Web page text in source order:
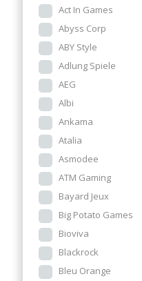
Act In Games
Abyss Corp
ABY Style
Adlung Spiele
AEG
Albi
Ankama
Atalia
Asmodee
ATM Gaming
Bayard Jeux
Big Potato Games
Bioviva
Blackrock
Bleu Orange